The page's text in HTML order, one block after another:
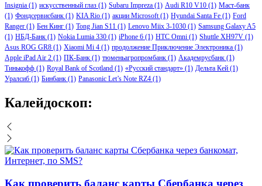
Insignia (1) искусственный глаз (1) Subaru Impreza (1) Audi R10 V10 (1) Маст-банк
(1) Фондсервисбанк (1) KIA Rio (1) акции Microsoft (1) Hyundai Santa Fe (1) Ford
Ranger (1) Бен Кинг (1) Tong Jian S11 (1) Lenovo Miix 3-1030 (1) Samsung Galaxy A5
(1) НБД-Банк (1) Nokia Lumia 330 (1) iPhone 6 (1) HTC Omni (1) Shuttle XH97V (1)
Asus ROG GR8 (1) Xiaomi Mi 4 (1) продолжение Приключение Электроника (1)
Apple iPad Air 2 (1) ПК-Банк (1) тюменьагропромбанк (1) Академрусбанк (1)
Тинькофф (1) Royal Bank of Scotland (1) «Русский стандарт» (1) Дельта Кей (1)
Уралсиб (1) Бинбанк (1) Panasonic Let’s Note RZ4 (1)
Калейдоскоп:
Как проверить баланс карты Сбербанка через